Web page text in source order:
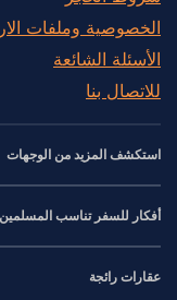
الخصوصية وملفات
الأسئلة الشائعة
للاتصال بنا
استكشف المزيد من الوجهات
أفكار للسفر تناسب المسلمين
عقارات رائجة